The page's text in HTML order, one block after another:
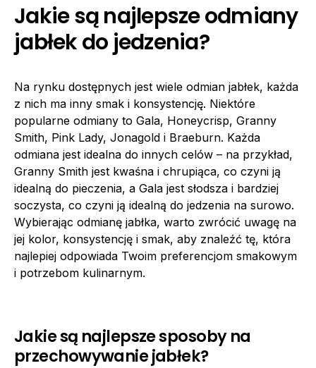
Jakie są najlepsze odmiany
jabłek do jedzenia?
Na rynku dostępnych jest wiele odmian jabłek, każda
z nich ma inny smak i konsystencję. Niektóre
popularne odmiany to Gala, Honeycrisp, Granny
Smith, Pink Lady, Jonagold i Braeburn. Każda
odmiana jest idealna do innych celów – na przykład,
Granny Smith jest kwaśna i chrupiąca, co czyni ją
idealną do pieczenia, a Gala jest słodsza i bardziej
soczysta, co czyni ją idealną do jedzenia na surowo.
Wybierając odmianę jabłka, warto zwrócić uwagę na
jej kolor, konsystencję i smak, aby znaleźć tę, która
najlepiej odpowiada Twoim preferencjom smakowym
i potrzebom kulinarnym.
Jakie są najlepsze sposoby na
przechowywanie jabłek?